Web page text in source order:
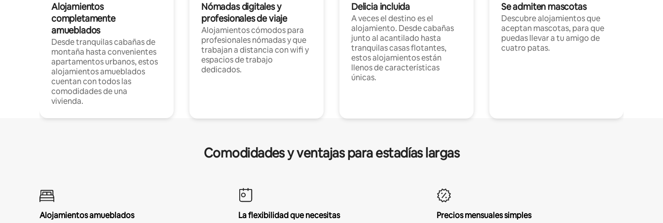
Alojamientos
completamente
amueblados
Desde tranquilas cabañas de
montaña hasta convenientes
apartamentos urbanos, estos
alojamientos amueblados
cuentan con todos las
comodidades de una
vivienda.
Nómadas digitales y
profesionales de viaje
Alojamientos cómodos para
profesionales nómadas y que
trabajan a distancia con wifi y
espacios de trabajo
dedicados.
Delicia incluida
A veces el destino es el
alojamiento. Desde cabañas
junto al acantilado hasta
tranquilas casas flotantes,
estos alojamientos están
llenos de características
únicas.
Se admiten mascotas
Descubre alojamientos que
aceptan mascotas, para que
puedas llevar a tu amigo de
cuatro patas.
Comodidades y ventajas para estadías largas
Alojamientos amueblados
La flexibilidad que necesitas
Precios mensuales simples